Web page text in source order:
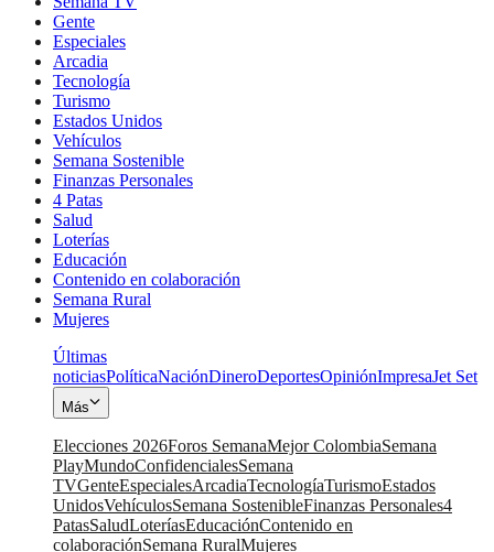
Gente
Especiales
Arcadia
Tecnología
Turismo
Estados Unidos
Vehículos
Semana Sostenible
Finanzas Personales
4 Patas
Salud
Loterías
Educación
Contenido en colaboración
Semana Rural
Mujeres
Últimas
noticiasPolíticaNaciónDineroDeportesOpiniónImpresaJet Set
Más
Elecciones 2026Foros SemanaMejor ColombiaSemana
PlayMundoConfidencialesSemana
TVGenteEspecialesArcadiaTecnologíaTurismoEstados
UnidosVehículosSemana SostenibleFinanzas Personales4
PatasSaludLoteríasEducaciónContenido en
colaboraciónSemana RuralMujeres